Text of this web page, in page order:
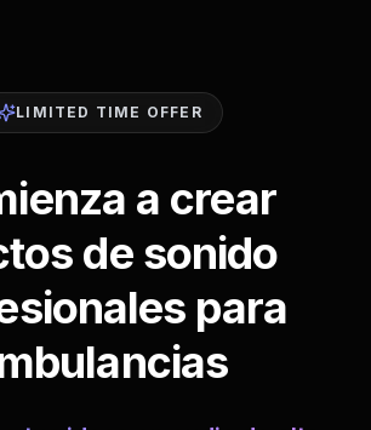
LIMITED TIME OFFER
a crear
de sonido
para